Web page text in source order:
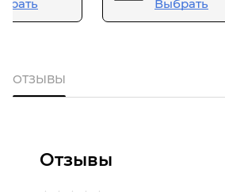
Выбрать
ОТЗЫВЫ
Отзывы